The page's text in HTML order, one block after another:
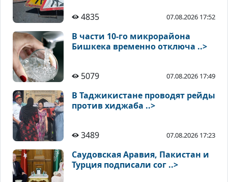
4835 07.08.2026 17:52
В части 10-го микрорайона
Бишкека временно отключа ..>
5079 07.08.2026 17:49
В Таджикистане проводят рейды
против хиджаба ..>
3489 07.08.2026 17:23
Саудовская Аравия, Пакистан и
Турция подписали сог ..>